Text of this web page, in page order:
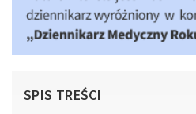
SPIS TREŚCI